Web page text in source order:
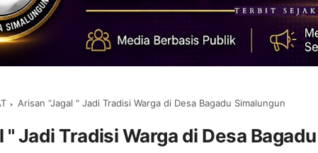
Arisan “Jagal " Jadi Tradisi Warga di Desa Bagadu Simalungun
" Jadi Tradisi Warga di Desa